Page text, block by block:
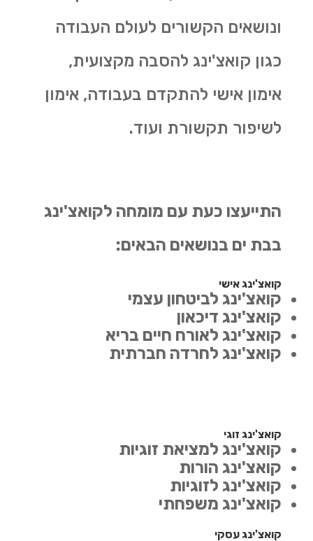
ונושאים הקשורים לעולם העבודה
כגון קואצ'ינג להסבה מקצועית,
אימון אישי להתקדם בעבודה, אימון
לשיפור תקשורת ועוד.
התייעצו כעת עם מומחה לקואצ'ינג
בבת ים בנושאים הבאים:
קואצ'ינג אישי
קואצ'ינג לביטחון עצמי
קואצ'ינג דיכאון
קואצ'ינג לאורח חיים בריא
קואצ'ינג לחרדה חברתית
קואצ'ינג זוגי
קואצ'ינג למציאת זוגיות
קואצ'ינג הורות
קואצ'ינג לזוגיות
קואצ'ינג משפחתי
קואצ'ינג עסקי